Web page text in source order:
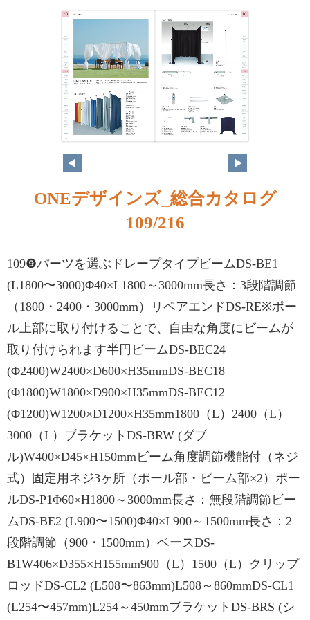
ONEデザインズ_総合カタログ
109/216
109❾パーツを選ぶドレープタイプビームDS-BE1
(L1800〜3000)Φ40×L1800～3000mm長さ：3段階調節
（1800・2400・3000mm）リペアエンドDS-RE※ポー
ル上部に取り付けることで、自由な角度にビームが
取り付けられます半円ビームDS-BEC24
(Φ2400)W2400×D600×H35mmDS-BEC18
(Φ1800)W1800×D900×H35mmDS-BEC12
(Φ1200)W1200×D1200×H35mm1800（L）2400（L）
3000（L）ブラケットDS-BRW (ダブ
ル)W400×D45×H150mmビーム角度調節機能付（ネジ
式）固定用ネジ3ヶ所（ポール部・ビーム部×2）ポー
ルDS-P1Φ60×H1800～3000mm長さ：無段階調節ビー
ムDS-BE2 (L900〜1500)Φ40×L900～1500mm長さ：2
段階調節（900・1500mm）ベースDS-
B1W406×D355×H155mm900（L）1500（L）クリップ
ロッドDS-CL2 (L508〜863mm)L508～860mmDS-CL1
(L254〜457mm)L254～450mmブラケットDS-BRS (シ